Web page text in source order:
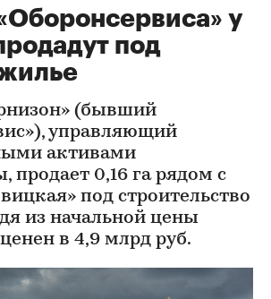
у
под
(бывший
управляющий
активами
продает 0,16 га рядом с
под строительство
из начальной цены
в 4,9 млрд руб.